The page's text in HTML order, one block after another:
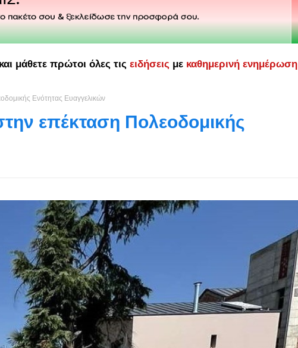
και μάθετε πρώτοι όλες τις ειδήσεις με καθημερινή ενημέρωση
Ενότητας Ευαγγελικών
επέκταση Πολεοδομικής